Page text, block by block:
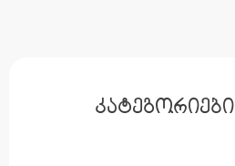
კატეგორიები